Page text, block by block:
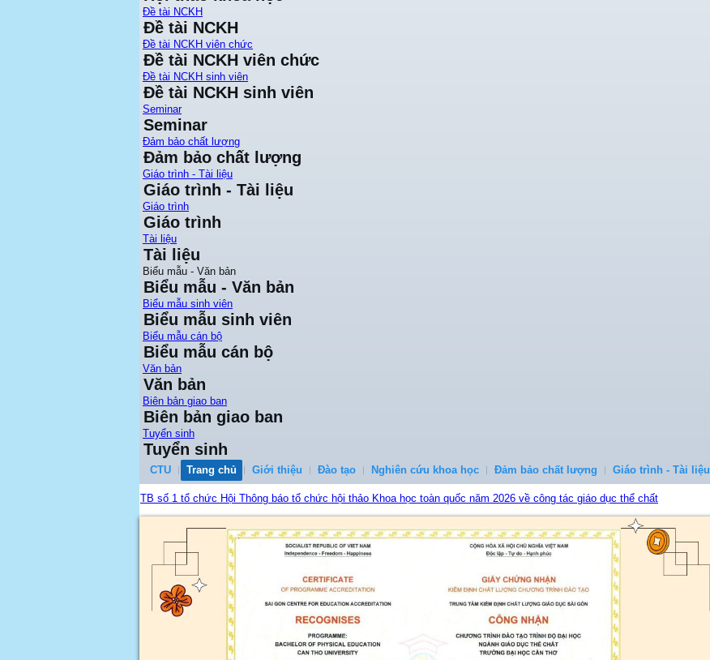
Đề tài NCKH
Đề tài NCKH
Đề tài NCKH viên chức
Đề tài NCKH viên chức
Đề tài NCKH sinh viên
Đề tài NCKH sinh viên
Seminar
Seminar
Đảm bảo chất lượng
Đảm bảo chất lượng
Giáo trình - Tài liệu
Giáo trình - Tài liệu
Giáo trình
Giáo trình
Tài liệu
Tài liệu
Biểu mẫu - Văn bản
Biểu mẫu - Văn bản
Biểu mẫu sinh viên
Biểu mẫu sinh viên
Biểu mẫu cán bộ
Biểu mẫu cán bộ
Văn bản
Văn bản
Biên bản giao ban
Biên bản giao ban
Tuyển sinh
Tuyển sinh
CTU Trang chủ Giới thiệu Đào tạo Nghiên cứu khoa học Đảm bảo chất lượng Giáo trình - Tài liệu
TB số 1 tổ chức Hội Thông báo tổ chức hội thảo Khoa học toàn quốc năm 2026 về công tác giáo dục thể chất
Quy đinh công tác học vụ tân sinh viên K51